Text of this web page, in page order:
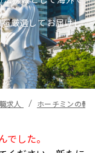
厳選してお届けし
求人 ホーチミンの転
した。